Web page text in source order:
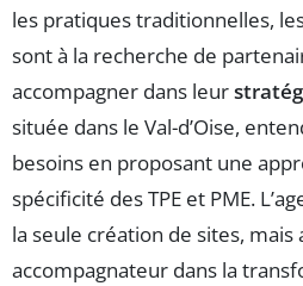
les pratiques traditionnelles,
sont à la recherche de
accompagner dans leur
située dans le Val-d’Oise,
besoins en proposant une
spécificité des TPE et PME.
la seule création de sites,
accompagnateur dans la